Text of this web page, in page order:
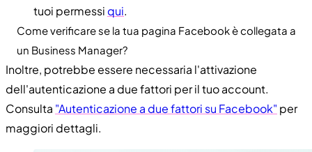
tuoi permessi qui.
Come verificare se la tua pagina Facebook è collegata a
un Business Manager?
Inoltre, potrebbe essere necessaria l'attivazione
dell'autenticazione a due fattori per il tuo account.
Consulta "Autenticazione a due fattori su Facebook" per
maggiori dettagli.